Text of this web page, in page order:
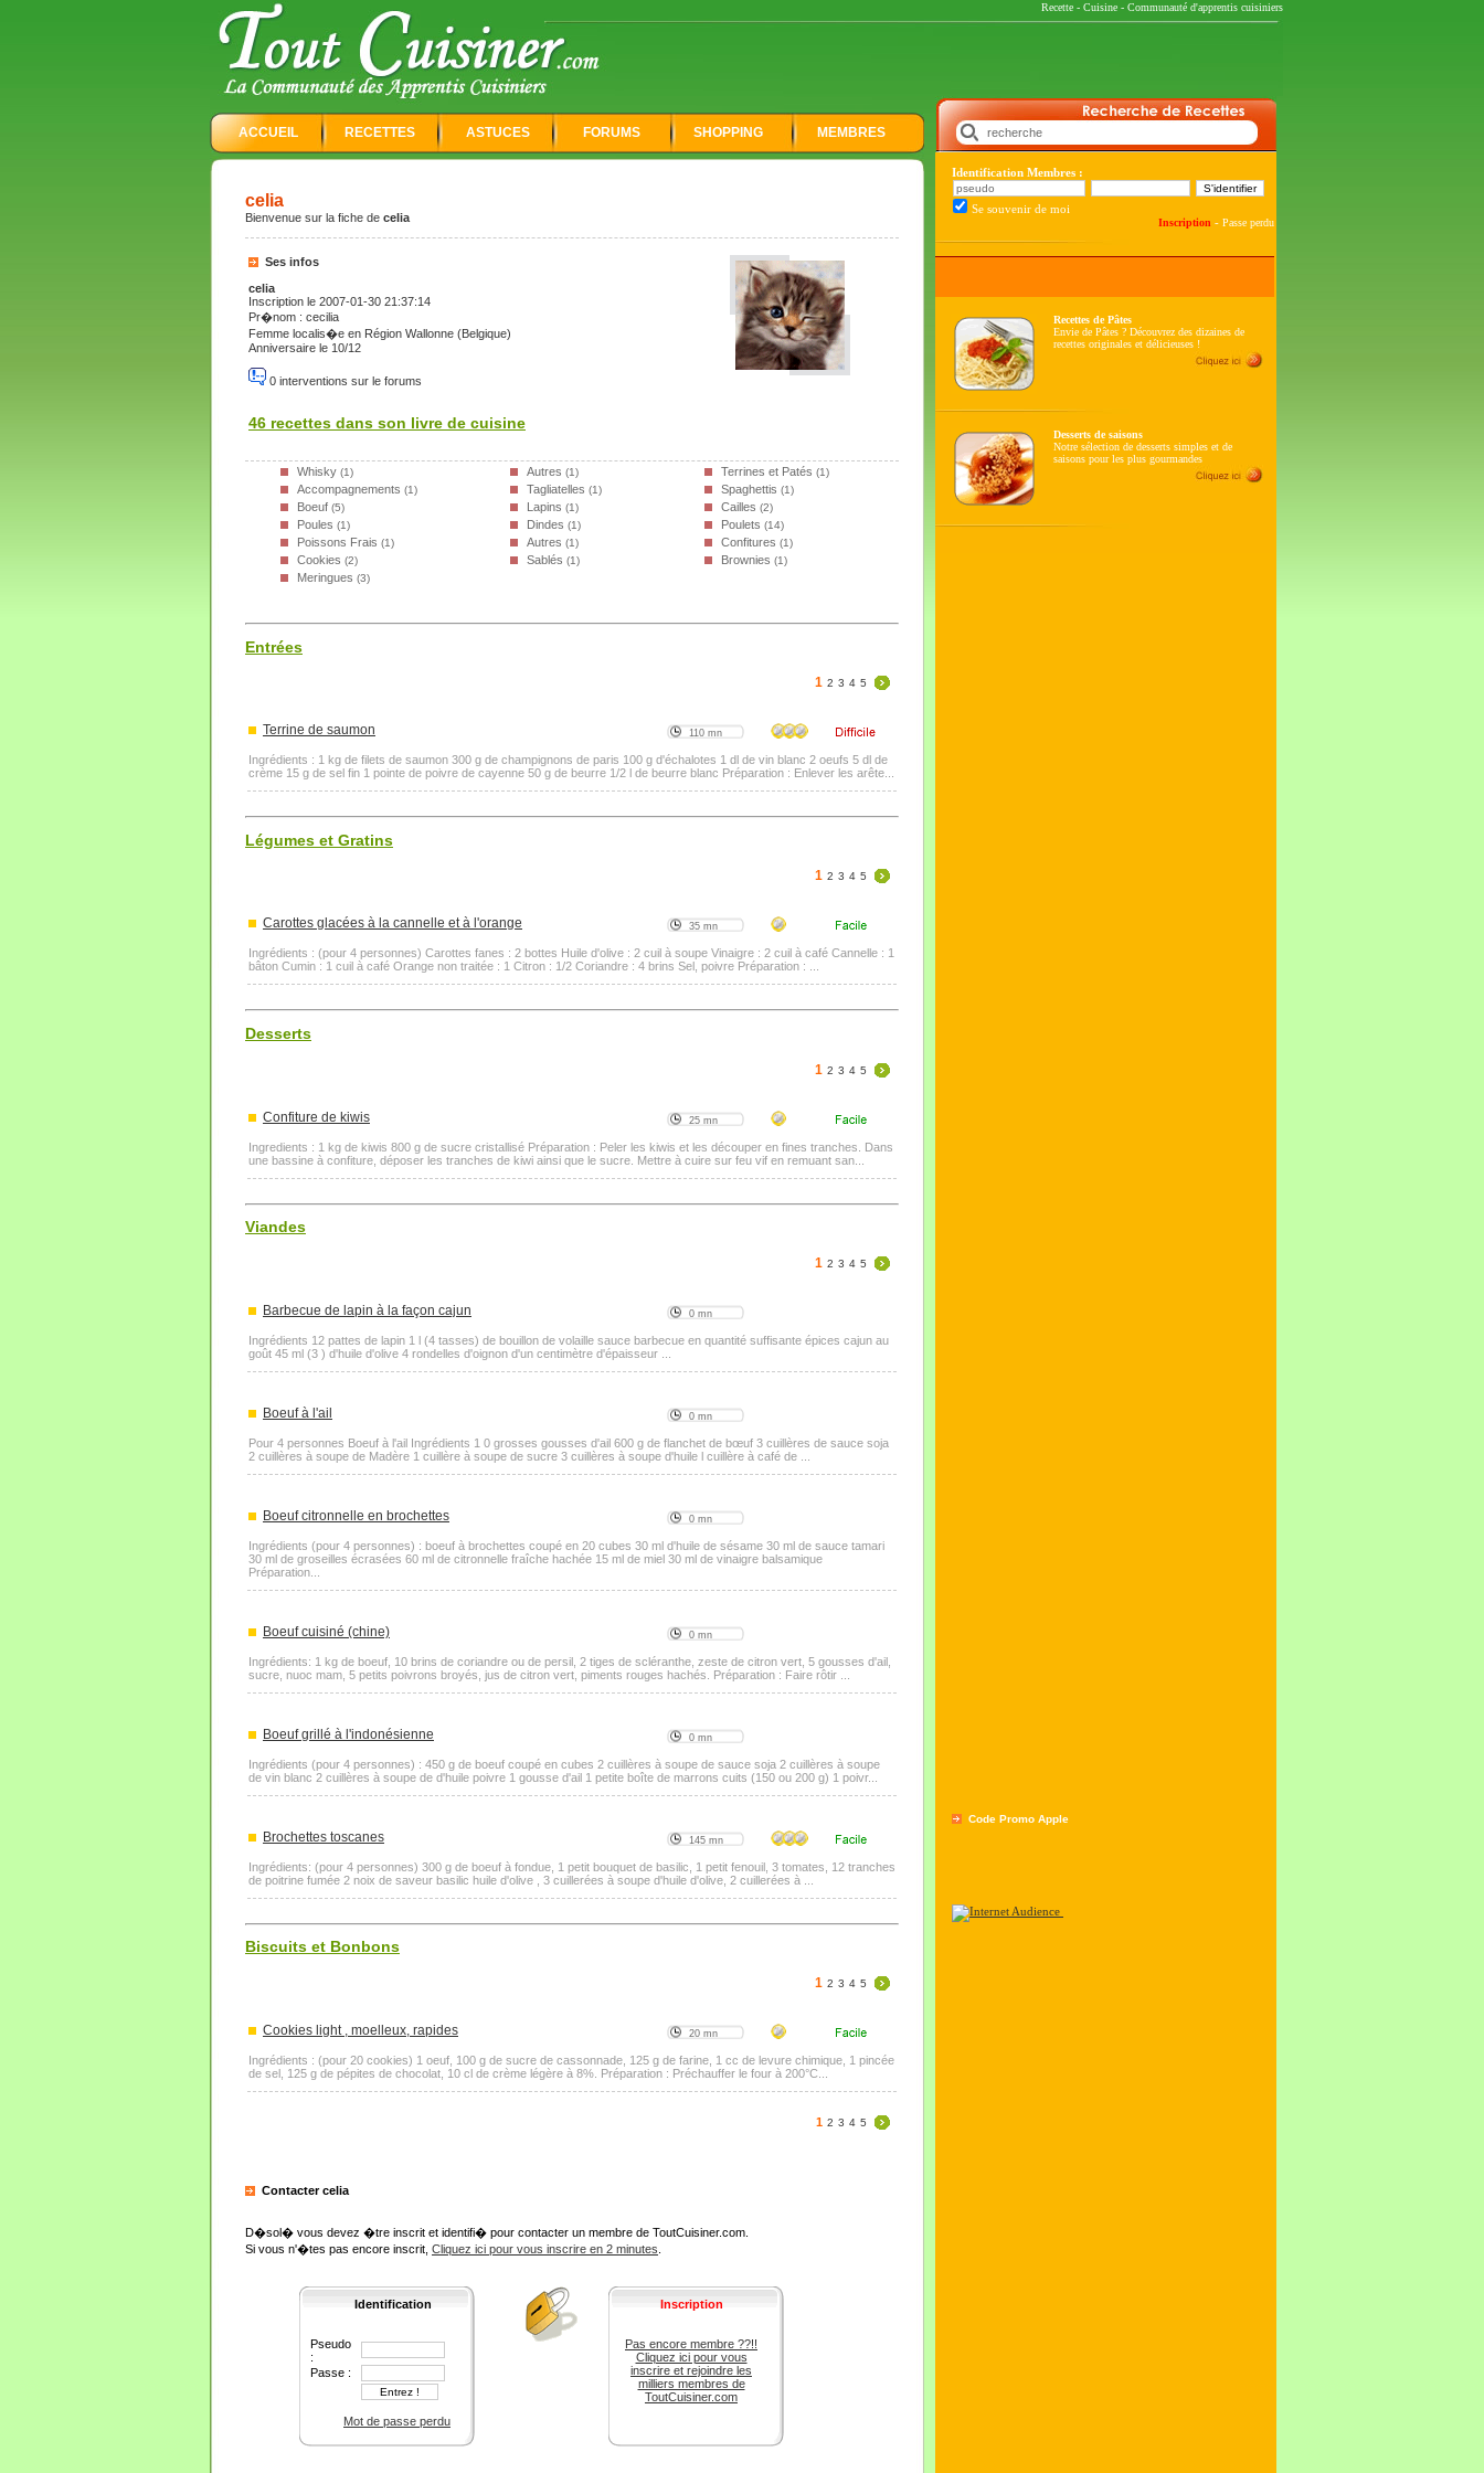
Recette - Cuisine - Communauté d'apprentis cuisiniers
ACCUEIL RECETTES ASTUCES FORUMS SHOPPING MEMBRES
Identification Membres :
Se souvenir de moi
Inscription - Passe perdu
Recettes de Pâtes
Envie de Pâtes ? Découvrez des dizaines de
recettes originales et délicieuses !
Desserts de saisons
Notre sélection de desserts simples et de
saisons pour les plus gourmandes
celia
Bienvenue sur la fiche de celia
Ses infos
celia
Inscription le 2007-01-30 21:37:14
Pr�nom : cecilia
Femme localis�e en Région Wallonne (Belgique)
Anniversaire le 10/12
0 interventions sur le forums
46 recettes dans son livre de cuisine
Whisky (1) Autres (1) Terrines et Patés (1)
Accompagnements (1) Tagliatelles (1) Spaghettis (1)
Boeuf (5) Lapins (1) Cailles (2)
Poules (1) Dindes (1) Poulets (14)
Poissons Frais (1) Autres (1) Confitures (1)
Cookies (2) Sablés (1) Brownies (1)
Meringues (3)
Entrées
1 2 3 4 5
Terrine de saumon 110 mn
Ingrédients : 1 kg de filets de saumon 300 g de champignons de paris 100 g d'échalotes 1 dl de vin blanc 2 oeufs 5 dl de
crème 15 g de sel fin 1 pointe de poivre de cayenne 50 g de beurre 1/2 l de beurre blanc Préparation : Enlever les arête...
Légumes et Gratins
1 2 3 4 5
Carottes glacées à la cannelle et à l'orange 35 mn
Ingrédients : (pour 4 personnes) Carottes fanes : 2 bottes Huile d'olive : 2 cuil à soupe Vinaigre : 2 cuil à café Cannelle : 1
bâton Cumin : 1 cuil à café Orange non traitée : 1 Citron : 1/2 Coriandre : 4 brins Sel, poivre Préparation : ...
Desserts
1 2 3 4 5
Confiture de kiwis 25 mn
Ingredients : 1 kg de kiwis 800 g de sucre cristallisé Préparation : Peler les kiwis et les découper en fines tranches. Dans
une bassine à confiture, déposer les tranches de kiwi ainsi que le sucre. Mettre à cuire sur feu vif en remuant san...
Viandes
1 2 3 4 5
Barbecue de lapin à la façon cajun 0 mn
Ingrédients 12 pattes de lapin 1 l (4 tasses) de bouillon de volaille sauce barbecue en quantité suffisante épices cajun au
goût 45 ml (3 ) d'huile d'olive 4 rondelles d'oignon d'un centimètre d'épaisseur ...
Boeuf à l'ail 0 mn
Pour 4 personnes Boeuf à l'ail Ingrédients 1 0 grosses gousses d'ail 600 g de flanchet de bœuf 3 cuillères de sauce soja
2 cuillères à soupe de Madère 1 cuillère à soupe de sucre 3 cuillères à soupe d'huile l cuillère à café de ...
Boeuf citronnelle en brochettes 0 mn
Ingrédients (pour 4 personnes) : boeuf à brochettes coupé en 20 cubes 30 ml d'huile de sésame 30 ml de sauce tamari
30 ml de groseilles écrasées 60 ml de citronnelle fraîche hachée 15 ml de miel 30 ml de vinaigre balsamique
Préparation...
Boeuf cuisiné (chine) 0 mn
Ingrédients: 1 kg de boeuf, 10 brins de coriandre ou de persil, 2 tiges de scléranthe, zeste de citron vert, 5 gousses d'ail,
sucre, nuoc mam, 5 petits poivrons broyés, jus de citron vert, piments rouges hachés. Préparation : Faire rôtir ...
Boeuf grillé à l'indonésienne 0 mn
Ingrédients (pour 4 personnes) : 450 g de boeuf coupé en cubes 2 cuillères à soupe de sauce soja 2 cuillères à soupe
de vin blanc 2 cuillères à soupe de d'huile poivre 1 gousse d'ail 1 petite boîte de marrons cuits (150 ou 200 g) 1 poivr...
Brochettes toscanes 145 mn
Ingrédients: (pour 4 personnes) 300 g de boeuf à fondue, 1 petit bouquet de basilic, 1 petit fenouil, 3 tomates, 12 tranches
de poitrine fumée 2 noix de saveur basilic huile d'olive , 3 cuillerées à soupe d'huile d'olive, 2 cuillerées à ...
Biscuits et Bonbons
1 2 3 4 5
Cookies light , moelleux, rapides 20 mn
Ingrédients : (pour 20 cookies) 1 oeuf, 100 g de sucre de cassonnade, 125 g de farine, 1 cc de levure chimique, 1 pincée
de sel, 125 g de pépites de chocolat, 10 cl de crème légère à 8%. Préparation : Préchauffer le four à 200°C...
1 2 3 4 5
Contacter celia
D�sol� vous devez �tre inscrit et identifi� pour contacter un membre de ToutCuisiner.com.
Si vous n'�tes pas encore inscrit, Cliquez ici pour vous inscrire en 2 minutes
Identification
Pseudo
:
Passe :
Mot de passe perdu
Inscription
Pas encore membre ??!!
Cliquez ici pour vous
inscrire et rejoindre les
milliers membres de
ToutCuisiner.com
Code Promo Apple